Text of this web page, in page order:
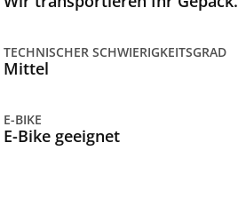
TECHNISCHER SCHWIERIGKEITSGRAD
Mittel
E-BIKE
E-Bike geeignet